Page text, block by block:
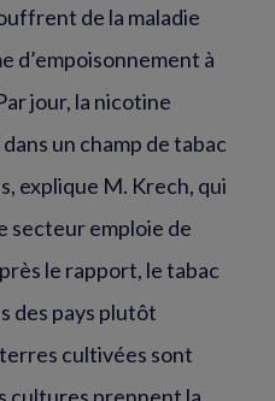
de la maladie
d’empoisonnement à
jour, la nicotine
un champ de tabac
explique M. Krech, qui
secteur emploie de
le rapport, le tabac
des pays plutôt
terres cultivées sont